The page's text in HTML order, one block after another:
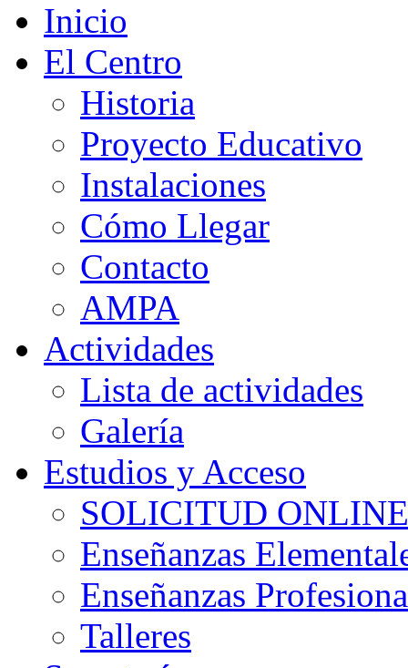
Inicio
El Centro
Historia
Proyecto Educativo
Instalaciones
Cómo Llegar
Contacto
AMPA
Actividades
Lista de actividades
Galería
Estudios y Acceso
SOLICITUD ONLINE
Enseñanzas
Enseñanzas
Talleres